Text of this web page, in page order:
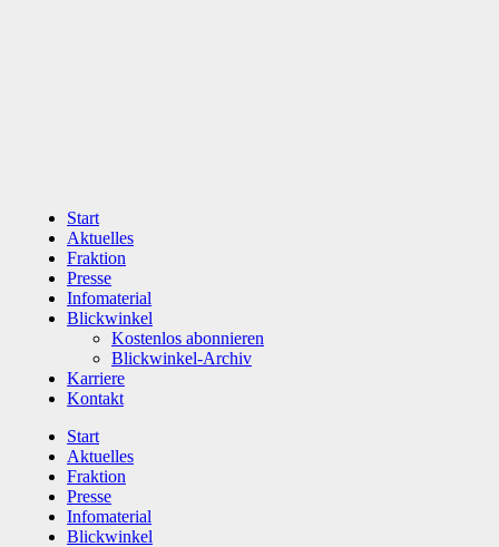
Start
Aktuelles
Fraktion
Presse
Infomaterial
Blickwinkel
Kostenlos abonnieren
Blickwinkel-Archiv
Karriere
Kontakt
Start
Aktuelles
Fraktion
Presse
Infomaterial
Blickwinkel